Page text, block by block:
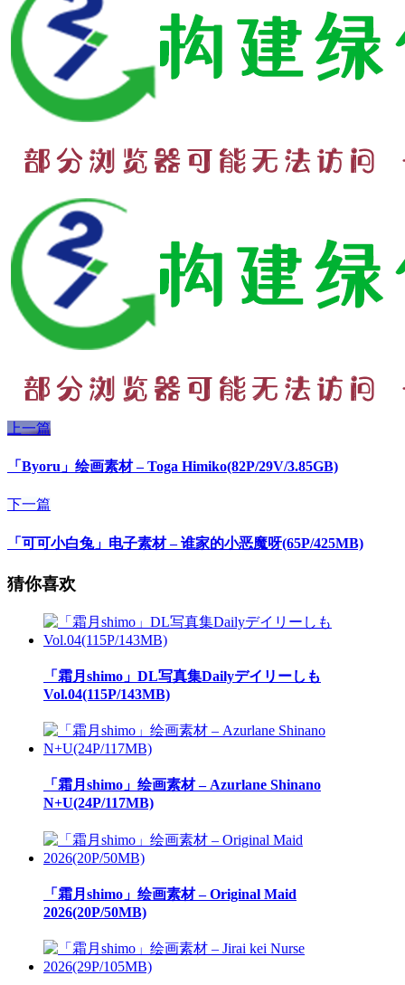
上一篇
「Byoru」绘画素材 – Toga Himiko(82P/29V/3.85GB)
下一篇
「可可小白兔」电子素材 – 谁家的小恶魔呀(65P/425MB)
猜你喜欢
「霜月shimo」DL写真集Dailyデイリーしも
Vol.04(115P/143MB)
「霜月shimo」绘画素材 – Azurlane Shinano
N+U(24P/117MB)
「霜月shimo」绘画素材 – Original Maid
2026(20P/50MB)